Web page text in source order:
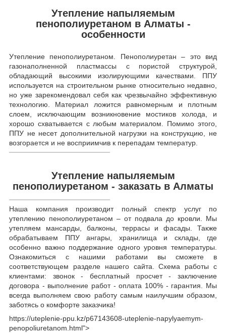
Утепление напыляемым
пенополиуретаном в Алматы -
особенности
Утепление пенополиуретаном. Пенополиуретан – это вид
газонаполненной пластмассы с пористой структурой,
обладающий высокими изолирующими качествами. ППУ
используется на строительном рынке относительно недавно,
но уже зарекомендовал себя как чрезвычайно эффективную
технологию. Материал ложится равномерным и плотным
слоем, исключающим возникновение мостиков холода, и
хорошо схватывается с любым материалом. Помимо этого,
ППУ не несет дополнительной нагрузки на конструкцию, не
возгорается и не восприимчив к перепадам температур.
Утепление напыляемым
пенополиуретаном - заказать в Алматы
Наша компания производит полный спектр услуг по
утеплению пенополиуретаном – от подвала до кровли. Мы
утепляем мансарды, балконы, террасы и фасады. Также
обрабатываем ППУ ангары, хранилища и склады, где
особенно важно поддержание одного уровня температуры.
Ознакомиться с нашими работами вы сможете в
соответствующем разделе нашего сайта. Схема работы с
клиентами: звонок - бесплатный просчет - заключение
договора - выполнение работ - оплата 100% - гарантия. Мы
всегда выполняем свою работу самым наилучшим образом,
заботясь о комфорте заказчика!
https://uteplenie-ppu.kz/p67143608-uteplenie-napylyaemym-
penopoliuretanom.html">